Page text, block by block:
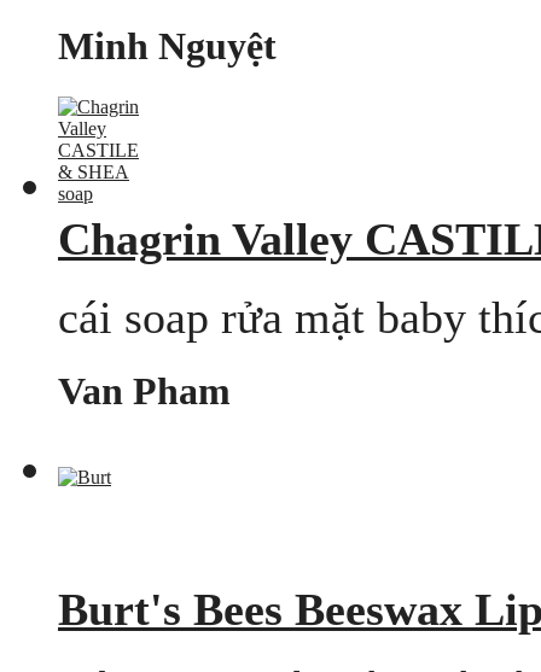
Minh Nguyệt
Chagrin Valley
cái soap rửa mặt baby
Van Pham
Burt's Bees Beeswax